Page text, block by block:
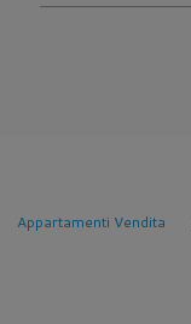
Appartamenti Vendita